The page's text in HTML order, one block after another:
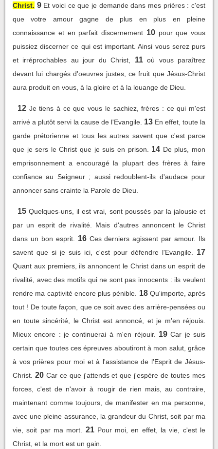
Christ. 9 Et voici ce que je demande dans mes prières : c'est
que votre amour gagne de plus en plus en pleine
connaissance et en parfait discernement 10 pour que vous
puissiez discerner ce qui est important. Ainsi vous serez purs
et irréprochables au jour du Christ,
11 où vous paraîtrez
devant lui chargés d'oeuvres justes, ce fruit que Jésus-Christ
aura produit en vous, à la gloire et à la louange de Dieu.
12 Je tiens à ce que vous le sachiez, frères : ce qui m'est
arrivé a plutôt servi la cause de l'Evangile. 13 En effet, toute la
garde prétorienne et tous les autres savent que c'est parce
que je sers le Christ que je suis en prison.
14 De plus, mon
emprisonnement a encouragé la plupart des frères à faire
confiance au Seigneur ; aussi redoublent-ils d'audace pour
annoncer sans crainte la Parole de Dieu.
15 Quelques-uns, il est vrai, sont poussés par la jalousie et
par un esprit de rivalité. Mais d'autres annoncent le Christ
dans un bon esprit.
16 Ces derniers agissent par amour. Ils
savent que si je suis ici, c'est pour défendre l'Evangile.
17
Quant aux premiers, ils annoncent le Christ dans un esprit de
rivalité, avec des motifs qui ne sont pas innocents : ils veulent
rendre ma captivité encore plus pénible.
18 Qu'importe, après
tout ! De toute façon, que ce soit avec des arrière-pensées ou
en toute sincérité, le Christ est annoncé, et je m'en réjouis.
Mieux encore : je continuerai à m'en réjouir.
19 Car je suis
certain que toutes ces épreuves aboutiront à mon salut, grâce
à vos prières pour moi et à l'assistance de l'Esprit de Jésus-
Christ. 20 Car ce que j'attends et que j'espère de toutes mes
forces, c'est de n'avoir à rougir de rien mais, au contraire,
maintenant comme toujours, de manifester en ma personne,
avec une pleine assurance, la grandeur du Christ, soit par ma
vie, soit par ma mort.
21 Pour moi, en effet, la vie, c'est le
Christ, et la mort est un gain.